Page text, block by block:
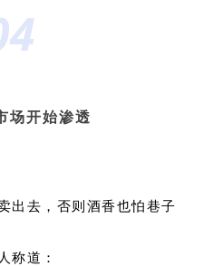
场开始渗透
出去，否则酒香也怕巷子
称道：